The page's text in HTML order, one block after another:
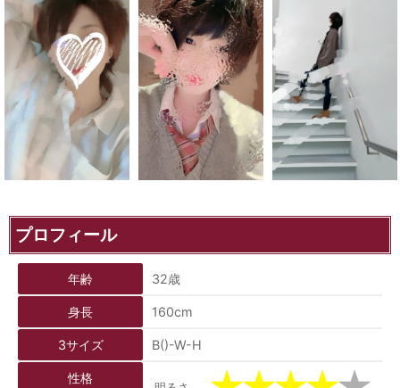
プロフィール
年齢 32歳
身長 160cm
3サイズ B()-W-H
性格